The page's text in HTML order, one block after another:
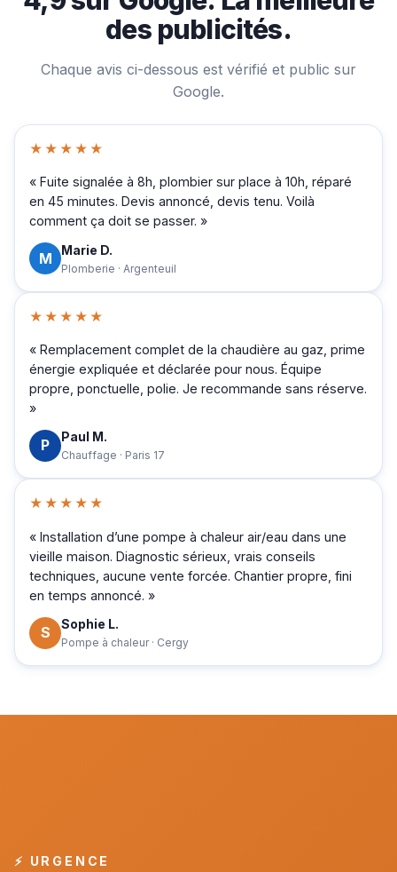
des publicités.
Chaque avis ci-dessous est vérifié et public sur
Google.
★★★★★
« Fuite signalée à 8h, plombier sur place à 10h, réparé
en 45 minutes. Devis annoncé, devis tenu. Voilà
comment ça doit se passer. »
M Marie D.
Plomberie · Argenteuil
★★★★★
« Remplacement complet de la chaudière au gaz, prime
énergie expliquée et déclarée pour nous. Équipe
propre, ponctuelle, polie. Je recommande sans réserve.
»
P Paul M.
Chauffage · Paris 17
★★★★★
« Installation d’une pompe à chaleur air/eau dans une
vieille maison. Diagnostic sérieux, vrais conseils
techniques, aucune vente forcée. Chantier propre, fini
en temps annoncé. »
S Sophie L.
Pompe à chaleur · Cergy
⚡ URGENCE